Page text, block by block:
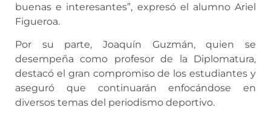
buenas e interesantes”, expresó el alumno Ariel
Figueroa.
Por su parte, Joaquín Guzmán, quien se
desempeña como profesor de la Diplomatura,
destacó el gran compromiso de los estudiantes y
aseguró que continuarán enfocándose en
diversos temas del periodismo deportivo.